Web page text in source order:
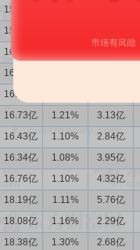
15.64亿
15.43亿
16.44亿
16.11亿
16.27亿
16.73亿 1.21% 3.13亿
16.43亿 1.10% 2.84亿
16.34亿 1.08% 3.95亿
16.76亿 1.10% 4.32亿
18.19亿 1.11% 5.76亿
18.08亿 1.16% 2.29亿
18.38亿 1.30% 2.68亿